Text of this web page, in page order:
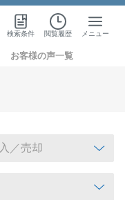
検索条件 閲覧履歴 メニュー
お客様の声一覧